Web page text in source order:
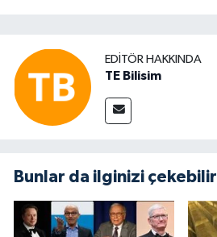
EDITÖR HAKKINDA
TE Bilisim
Bunlar da ilginizi çekebilir